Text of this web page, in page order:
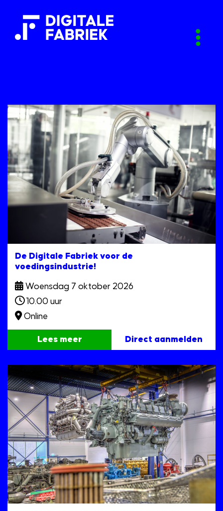
De Digitale Fabriek voor de
voedingsindustrie!
Woensdag 7 oktober 2026
10.00 uur
Online
Lees meer Direct aanmelden